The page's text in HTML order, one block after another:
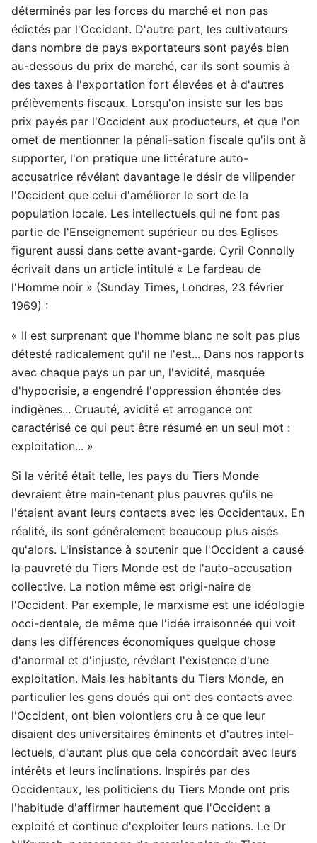
déterminés par les forces du marché et non pas
édictés par l'Occident. D'autre part, les cultivateurs
dans nombre de pays exportateurs sont payés bien
au-dessous du prix de marché, car ils sont soumis à
des taxes à l'exportation fort élevées et à d'autres
prélèvements fiscaux. Lorsqu'on insiste sur les bas
prix payés par l'Occident aux producteurs, et que l'on
omet de mentionner la pénali-sation fiscale qu'ils ont à
supporter, l'on pratique une littérature auto-
accusatrice révélant davantage le désir de vilipender
l'Occident que celui d'améliorer le sort de la
population locale. Les intellectuels qui ne font pas
partie de l'Enseignement supérieur ou des Eglises
figurent aussi dans cette avant-garde. Cyril Connolly
écrivait dans un article intitulé « Le fardeau de
l'Homme noir » (Sunday Times, Londres, 23 février
1969) :
« II est surprenant que l'homme blanc ne soit pas plus
détesté radicalement qu'il ne l'est... Dans nos rapports
avec chaque pays un par un, l'avidité, masquée
d'hypocrisie, a engendré l'oppression éhontée des
indigènes... Cruauté, avidité et arrogance ont
caractérisé ce qui peut être résumé en un seul mot :
exploitation... »
Si la vérité était telle, les pays du Tiers Monde
devraient être main-tenant plus pauvres qu'ils ne
l'étaient avant leurs contacts avec les Occidentaux. En
réalité, ils sont généralement beaucoup plus aisés
qu'alors. L'insistance à soutenir que l'Occident a causé
la pauvreté du Tiers Monde est de l'auto-accusation
collective. La notion même est origi-naire de
l'Occident. Par exemple, le marxisme est une idéologie
occi-dentale, de même que l'idée irraisonnée qui voit
dans les différences économiques quelque chose
d'anormal et d'injuste, révélant l'existence d'une
exploitation. Mais les habitants du Tiers Monde, en
particulier les gens doués qui ont des contacts avec
l'Occident, ont bien volontiers cru à ce que leur
disaient des universitaires éminents et d'autres intel-
lectuels, d'autant plus que cela concordait avec leurs
intérêts et leurs inclinations. Inspirés par des
Occidentaux, les politiciens du Tiers Monde ont pris
l'habitude d'affirmer hautement que l'Occident a
exploité et continue d'exploiter leurs nations. Le Dr